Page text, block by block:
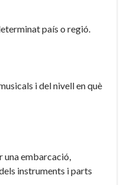
país o regió.
i del nivell en què
una embarcació,
instruments i parts